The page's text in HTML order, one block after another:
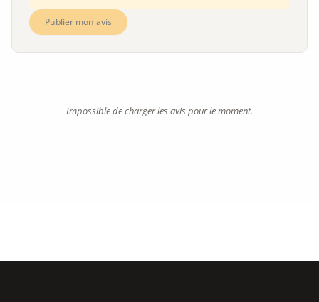
Publier mon avis
Impossible de charger les avis pour le moment.